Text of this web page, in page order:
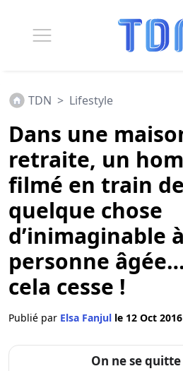
TDN > Lifestyle
Dans une
retraite, un
filmé en train
quelque chose
d’inimaginable
personne
cela cesse !
Publié par Elsa Fanjul le 12 Oct
On ne se